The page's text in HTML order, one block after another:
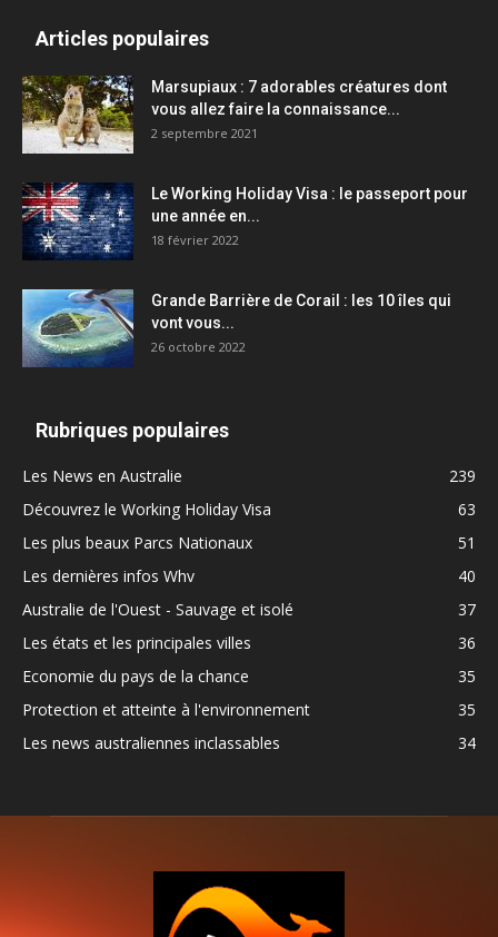
Articles populaires
Marsupiaux : 7 adorables créatures dont
vous allez faire la connaissance...
2 septembre 2021
Le Working Holiday Visa : le passeport pour
une année en...
18 février 2022
Grande Barrière de Corail : les 10 îles qui
vont vous...
26 octobre 2022
Rubriques populaires
Les News en Australie
239
Découvrez le Working Holiday Visa
63
Les plus beaux Parcs Nationaux
51
Les dernières infos Whv
40
Australie de l'Ouest - Sauvage et isolé
37
Les états et les principales villes
36
Economie du pays de la chance
35
Protection et atteinte à l'environnement
35
Les news australiennes inclassables
34